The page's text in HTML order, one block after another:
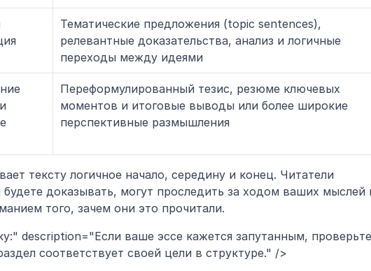
Тематические предложения (topic sentences),
релевантные доказательства, анализ и логичные
переходы между идеями
Переформулированный тезис, резюме ключевых
моментов и итоговые выводы или более широкие
перспективные размышления
тексту логичное начало, середину и конец. Читатели
доказывать, могут проследить за ходом ваших мыслей
того, зачем они это прочитали.
description="Если ваше эссе кажется запутанным,
соответствует своей цели в структуре." />